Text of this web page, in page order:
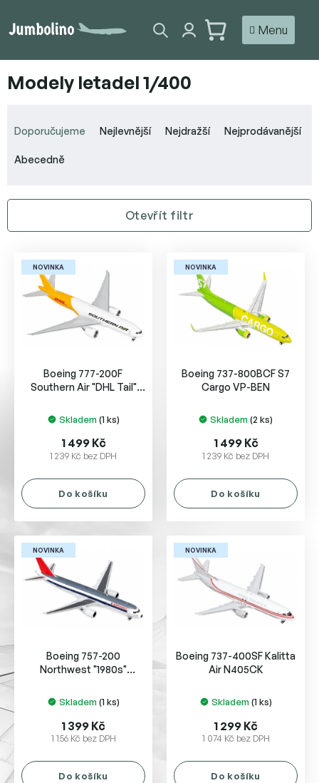
obsah
NÁKUPNÍ
Modely letadel 1/400
e
p
o
Doporučujeme Nejlevnější Nejdražší Nejprodávanější
Abecedně
Otevřít filtr
NOVINKA
Boeing 777-200F
Southern Air "DHL Tail"
Skladem (1 ks)
1 239 Kč bez DPH
1 499 Kč
Do košíku
NOVINKA
Boeing 737-800BCF S7
Cargo VP-BEN
Skladem (2 ks)
1 239 Kč bez DPH
1 499 Kč
Do košíku
NOVINKA
Boeing 757-200
Northwest "1980s"
Skladem (1 ks)
1 156 Kč bez DPH
1 399 Kč
Do košíku
NOVINKA
Boeing 737-400SF Kalitta
Air N405CK
Skladem (1 ks)
1 074 Kč bez DPH
1 299 Kč
Do košíku